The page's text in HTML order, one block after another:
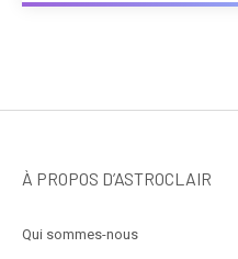
À PROPOS D’ASTROCLAIR
Qui sommes-nous